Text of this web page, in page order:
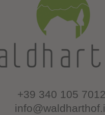
+39 340 105 7012